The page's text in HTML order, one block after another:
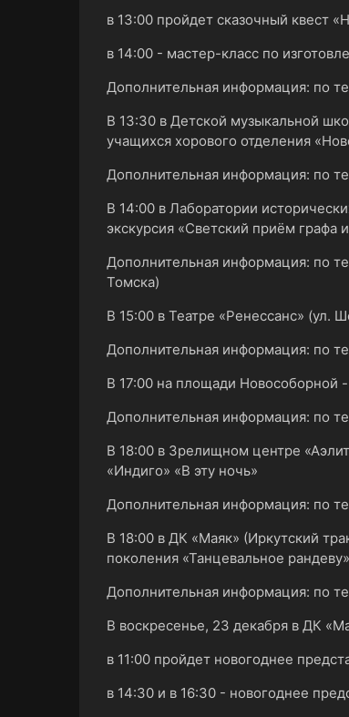
в 13:00 пройдет сказочный квест
в 14:00 - мастер-класс по
Дополнительная информация: по
В 13:30 в Детской музыкальной
учащихся хорового отделения
Дополнительная информация: по
В 14:00 в Лаборатории
экскурсия «Светский приём графа
Дополнительная информация: по
Томска)
В 15:00 в Театре «Ренессанс» (ул.
Дополнительная информация: по
В 17:00 на площади Новособорной
Дополнительная информация: по
В 18:00 в Зрелищном центре
«Индиго» «В эту ночь»
Дополнительная информация: по
В 18:00 в ДК «Маяк» (Иркутский
поколения «Танцевальное
Дополнительная информация: по
В воскресенье, 23 декабря в ДК
в 11:00 пройдет новогоднее
в 14:30 и в 16:30 - новогоднее